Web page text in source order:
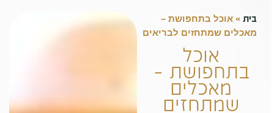
בית »אוכל בתחפושת –
מאכלים שמתחזים לבריאים
אוכל
בתחפושת –
מאכלים
שמתחזים